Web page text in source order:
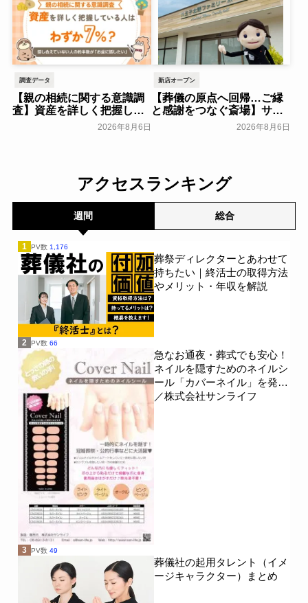
調査データ
【親の相続に関する意識調
査】資産を詳しく把握して
いる人はわずか7％？具体的
に話せていない人の約半数
て400名を対象に意識調査
一般公開
2026年8月6日
新店オープン
【葬儀の原点へ回帰…ご縁
と感謝をつなぐ斎場】サ
ン・ライフ、「八王子北野
ファミリーホール」を2026
2026年8月6日
アクセスランキング
週間 総合
1 PV数 1,176
葬祭ディレクターとあわせて
持ちたい｜終活士の取得方法
やメリット・年収を解説
2 PV数 66
急なお通夜・葬式でも安心！
ネイルを隠すためのネイルシ
ール「カバーネイル」を発売
／株式会社サンライフ
3 PV数 49
葬儀社の起用タレント（イメ
ージキャラクター）まとめ